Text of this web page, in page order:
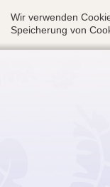
Wir verwenden
Speicherung von